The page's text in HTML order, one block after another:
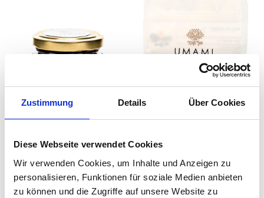
Zustimmung Details Über Cookies
Diese Webseite verwendet Cookies
Wir verwenden Cookies, um Inhalte und Anzeigen zu
personalisieren, Funktionen für soziale Medien anbieten
zu können und die Zugriffe auf unsere Website zu
UMAMI
Schwarze Knoblauch –
Creme
UMAMI
Schwarzer Knoblauch